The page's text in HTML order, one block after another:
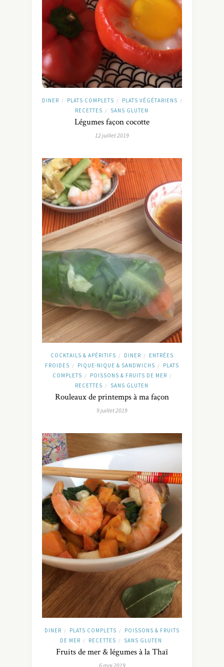
DINER / PLATS COMPLETS / PLATS VÉGÉTARIENS /
RECETTES / SANS GLUTEN
Légumes façon cocotte
12 juillet 2019
COCKTAILS & APÉRITIFS / DINER /
ENTRÉES
FROIDES / PIQUE-NIQUE & SANDWICHS /
PLATS
COMPLETS / POISSONS & FRUITS DE MER /
RECETTES / SANS GLUTEN
Rouleaux de printemps à ma façon
9 juillet 2019
DINER / PLATS COMPLETS /
POISSONS & FRUITS
DE MER / RECETTES / SANS GLUTEN
Fruits de mer & légumes à la Thaï
6 mai 2019